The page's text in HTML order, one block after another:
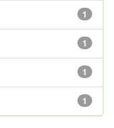
1
1
1
1